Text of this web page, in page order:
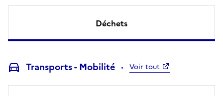
Déchets
Transports - Mobilité Voir tout